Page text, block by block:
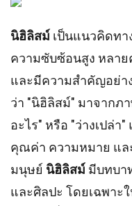
นิฮิลิสม์ เป็นแนวคิดท
ความซับซ้อนสูง หลาย
และมีความสำคัญอย่า
ว่า "นิฮิลิสม์" มาจากภ
อะไร" หรือ "ว่างเปล่า
คุณค่า ความหมาย แล
มนุษย์ นิฮิลิสม์ มีบทบา
และศิลปะ โดยเฉพาะ